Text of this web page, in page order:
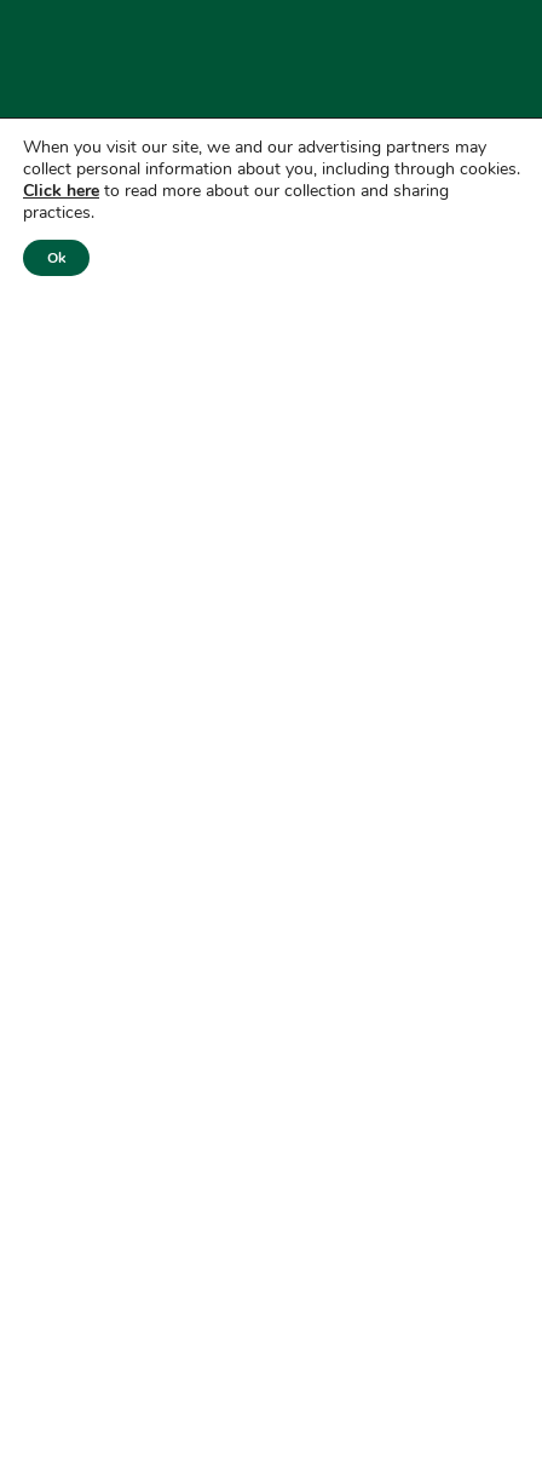
When you visit our site, we and our advertising partners may
collect personal information about you, including through cookies.
Click here to read more about our collection and sharing
practices.
Ok